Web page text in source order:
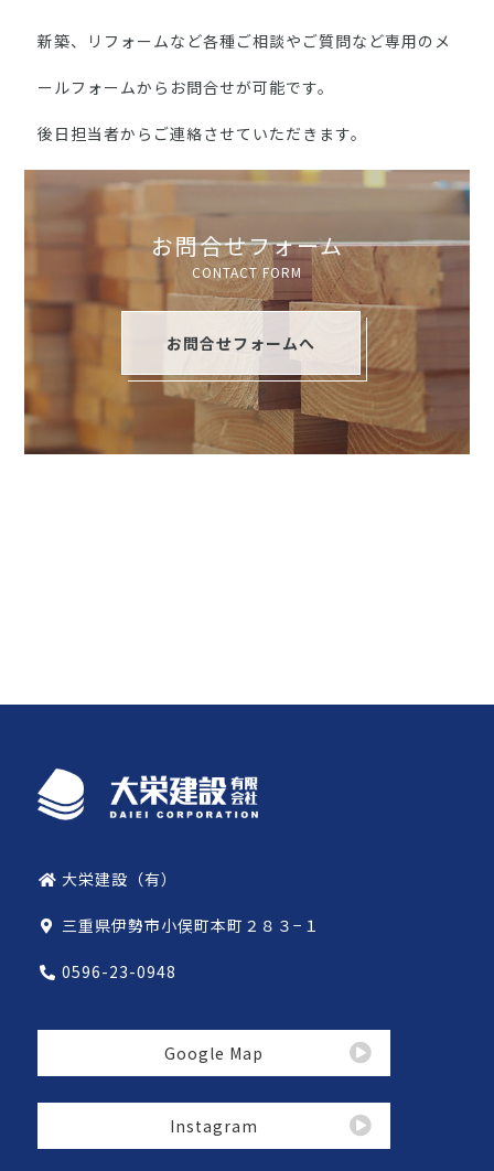
新築、リフォームなど各種ご相談やご質問など専用のメ
ールフォームからお問合せが可能です。
後日担当者からご連絡させていただきます。
お問合せフォーム
CONTACT FORM
お問合せフォームへ
大栄建設（有）
三重県伊勢市小俣町本町２８３−１
0596-23-0948
Google Map
Instagram